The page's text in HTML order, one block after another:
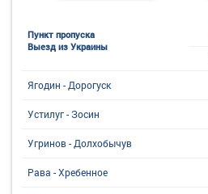
Пункт пропуска
Выезд из Украины
Ягодин - Дорогуск
Устилуг - Зосин
Угринов - Долхобычув
Рава - Хребенное